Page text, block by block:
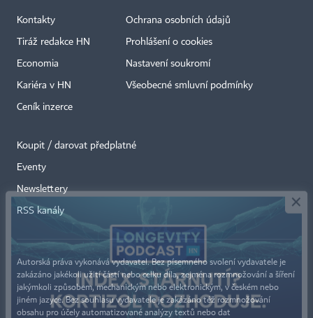
Kontakty
Tiráž redakce HN
Economia
Kariéra v HN
Ceník inzerce
Ochrana osobních údajů
Prohlášení o cookies
Nastavení soukromí
Všeobecné smluvní podmínky
Koupit / darovat předplatné
Eventy
Newslettery
RSS kanály
Autorská práva vykonává vydavatel. Bez písemného svolení vydavatele je
zakázáno jakékoli užití částí nebo celku díla, zejména rozmnožování a šíření
jakýmkoli způsobem, mechanickým nebo elektronickým, v českém nebo
jiném jazyce. Bez souhlasu vydavatele je zakázáno též rozmnožování
obsahu pro účely automatizované analýzy textů nebo dat